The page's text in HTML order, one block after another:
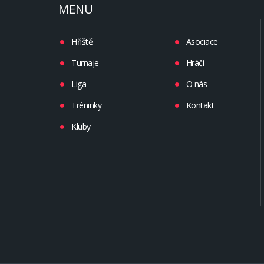
MENU
Hřiště
Turnaje
Liga
Tréninky
Kluby
Asociace
Hráči
O nás
Kontakt